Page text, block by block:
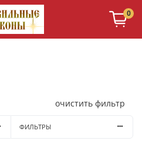
0
очистить фильтр
ФИЛЬТРЫ